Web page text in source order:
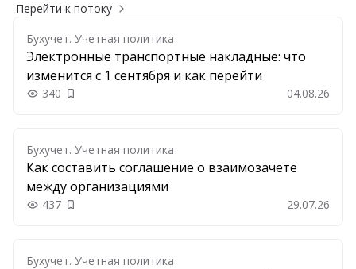
Перейти к потоку
Бухучет. Учетная политика
Электронные транспортные накладные: что
изменится с 1 сентября и как перейти
340 Добавить в закладки 04.08.26
Бухучет. Учетная политика
Как составить соглашение о взаимозачете
между организациями
437 Добавить в закладки 29.07.26
Бухучет. Учетная политика